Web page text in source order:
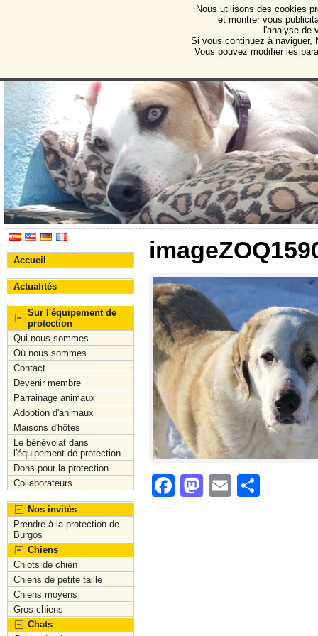
Protectora de Animales
Association pour la protection des animaux et des
Accueil
Actualités
Sur l'équipement de
protection
Qui nous sommes
Où nous sommes
Contact
Devenir membre
Parrainage animaux
Adoption d'animaux
Maisons d'hôtes
Le bénévolat dans
l'équipement de protection
Dons pour la protection
Collaborateurs
Nos invités
Prendre à la protection de
Burgos
Chiens
Chiots de chien
Chiens de petite taille
Chiens moyens
Gros chiens
Chats
F
M
E
Nous utilisons des cookies
et montrer vous
l'analyse de
Si vous continuez à naviguer,
Vous pouvez modifier les